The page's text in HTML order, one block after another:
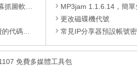
安裝版
編輯器
MP3jam 1.1.6.14，簡
更改磁碟機代號
常見IP分享器預設帳號
免費多媒體工具包